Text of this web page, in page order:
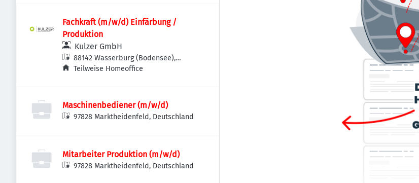
Fachkraft (m/w/d) Einfärbung /
Produktion
Kulzer GmbH
88142 Wasserburg (Bodensee),
Deutschland
Teilweise Homeoffice
Maschinenbediener (m/w/d)
97828 Marktheidenfeld, Deutschland
Mitarbeiter Produktion (m/w/d)
97828 Marktheidenfeld, Deutschland